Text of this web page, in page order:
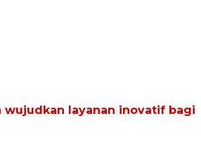
wujudkan layanan inovatif bagi
Prediksi puncak musim